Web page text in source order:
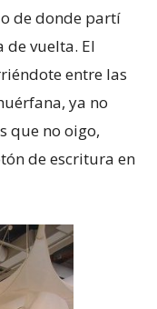
de donde partí
de vuelta. El
entre las
ya no
que no oigo,
de escritura en